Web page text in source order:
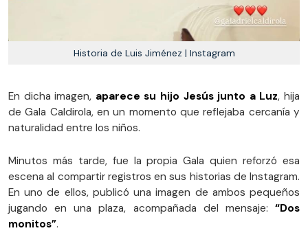
Historia de Luis Jiménez | Instagram
En dicha imagen, aparece su hijo Jesús junto a Luz, hija
de Gala Caldirola, en un momento que reflejaba cercanía y
naturalidad entre los niños.
Minutos más tarde, fue la propia Gala quien reforzó esa
escena al compartir registros en sus historias de Instagram.
En uno de ellos, publicó una imagen de ambos pequeños
jugando en una plaza, acompañada del mensaje: “Dos
monitos”.